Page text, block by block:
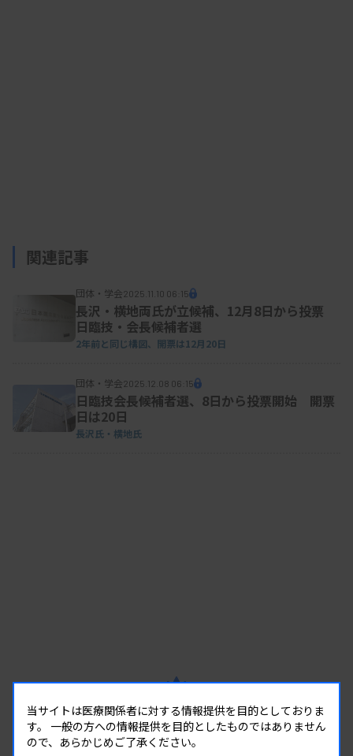
関連記事
団体・学会2025.11.10 06:15
長沢・横地両氏が立候補、12月8日から投票
日臨技・会長候補者選
2年前と同じ構図、開票は12月20日
団体・学会2025.12.08 06:15
日臨技会長候補者選、8日から投票開始 開票
日は20日
長沢氏・横地氏
RANKING
人気の記事
当サイトは医療関係者に対する情報提供を目的としておりま
す。 一般の方への情報提供を目的としたものではありません
ので、あらかじめご了承ください。